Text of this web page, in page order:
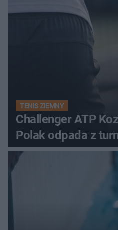
TENIS ZIEMNY
Challenger ATP
Polak odpada z